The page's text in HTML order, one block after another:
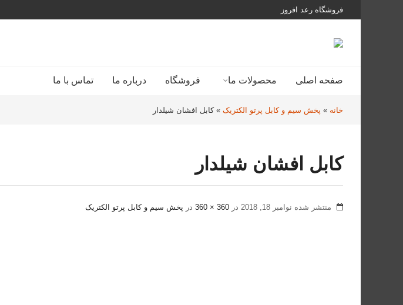
فروشگاه رعد افروز
صفحه اصلی محصولات ما فروشگاه درباره ما تماس با ما
خانه » پخش سیم و کابل پرتو الکتریک »کابل افشان شیلدار
کابل افشان شیلدار
منتشر شده نوامبر 18, 2018 در 360 × 360 در پخش سیم و کابل پرتو الکتریک